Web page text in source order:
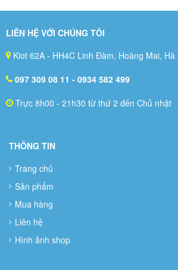
LIÊN HỆ VỚI CHÚNG TÔI
Kiot 62A - HH4C Linh Đàm, Hoàng Mai, Hà
097 309 08 11 - 0934 582 499
Trực 8h00 - 21h30 từ thứ 2 đến Chủ nhật
THÔNG TIN
Trang chủ
Sản phẩm
Mua hàng
Liên hệ
Hình ảnh shop